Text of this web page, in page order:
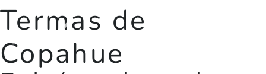
Termas de
Copahue